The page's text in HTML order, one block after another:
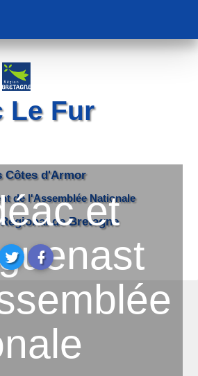
Le Fur
Côtes d'Armor
de l'Assemblée Nationale
de Bretagne
et